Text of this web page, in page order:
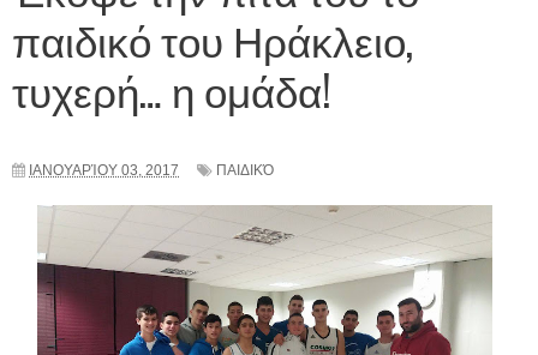
παιδικό του Ηράκλειο,
τυχερή… η ομάδα!
ΙΑΝΟΥΑΡΊΟΥ 03, 2017 ΠΑΙΔΙΚΌ